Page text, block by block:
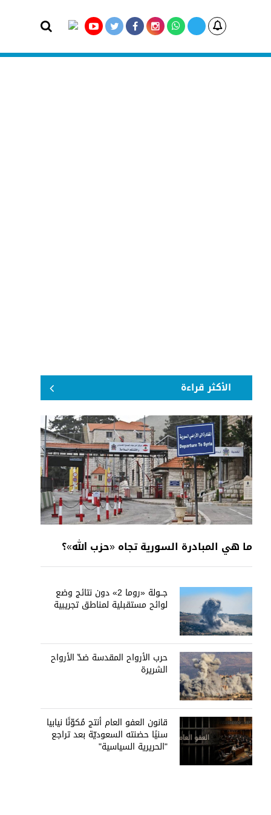
الأكثر قراءة
ما هي المبادرة السورية تجاه «حزب الله»؟
جــولة «روما 2» دون نتائج وضع
لوائح مستقبلية لمناطق تجريبية
حرب الأرواح المقدسة ضدّ الأرواح
الشريرة
قانون العفو العام أنتج مُكوّنًا نيابيا
سنيًا حضنته السعوديّة بعد تراجع
"الحريرية السياسية"